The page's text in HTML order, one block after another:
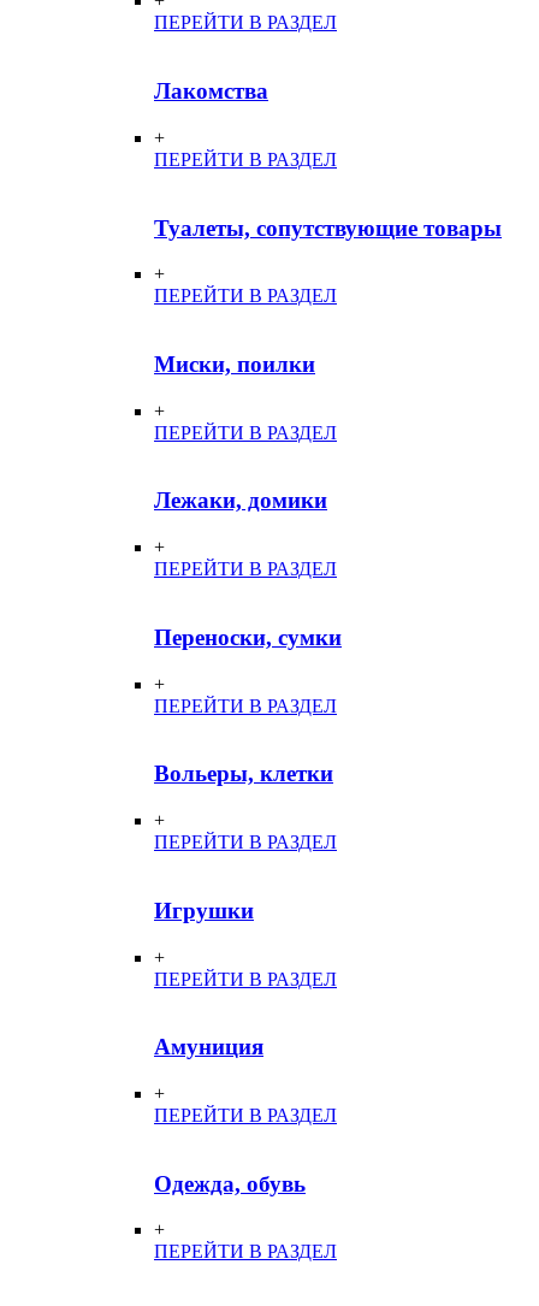
ПЕРЕЙТИ В РАЗДЕЛ
Лакомства
+
ПЕРЕЙТИ В РАЗДЕЛ
Туалеты, сопутствующие товары
+
ПЕРЕЙТИ В РАЗДЕЛ
Миски, поилки
+
ПЕРЕЙТИ В РАЗДЕЛ
Лежаки, домики
+
ПЕРЕЙТИ В РАЗДЕЛ
Переноски, сумки
+
ПЕРЕЙТИ В РАЗДЕЛ
Вольеры, клетки
+
ПЕРЕЙТИ В РАЗДЕЛ
Игрушки
+
ПЕРЕЙТИ В РАЗДЕЛ
Амуниция
+
ПЕРЕЙТИ В РАЗДЕЛ
Одежда, обувь
+
ПЕРЕЙТИ В РАЗДЕЛ